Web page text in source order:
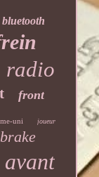
bluetooth
radio
front
uni joueur
brake
avant